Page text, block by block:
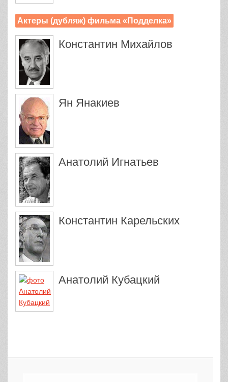
Актеры (дубляж) фильма «Подделка»
Константин Михайлов
Ян Янакиев
Анатолий Игнатьев
Константин Карельских
Анатолий Кубацкий